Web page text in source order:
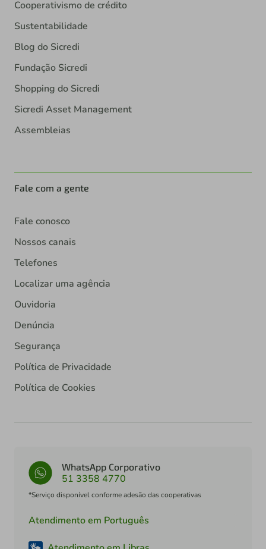
Cooperativismo de crédito
Sustentabilidade
Blog do Sicredi
Fundação Sicredi
Shopping do Sicredi
Sicredi Asset Management
Assembleias
Fale com a gente
Fale conosco
Nossos canais
Telefones
Localizar uma agência
Ouvidoria
Denúncia
Segurança
Política de Privacidade
Política de Cookies
WhatsApp Corporativo
51 3358 4770
*Serviço disponível conforme adesão das cooperativas
Atendimento em Português